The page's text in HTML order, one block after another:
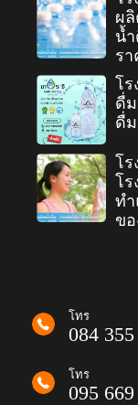
ผ
น้
ร
โ
ดื่
ดื่ม
โร
โ
ท
ข
โทร
084
โทร
095